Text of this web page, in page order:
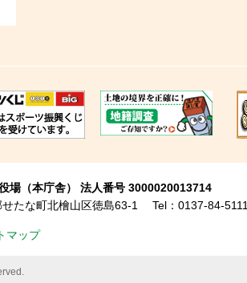
場（本庁舎） 法人番号 3000020013714
たな町北檜山区徳島63-1
Tel：0137-84-5111
マップ